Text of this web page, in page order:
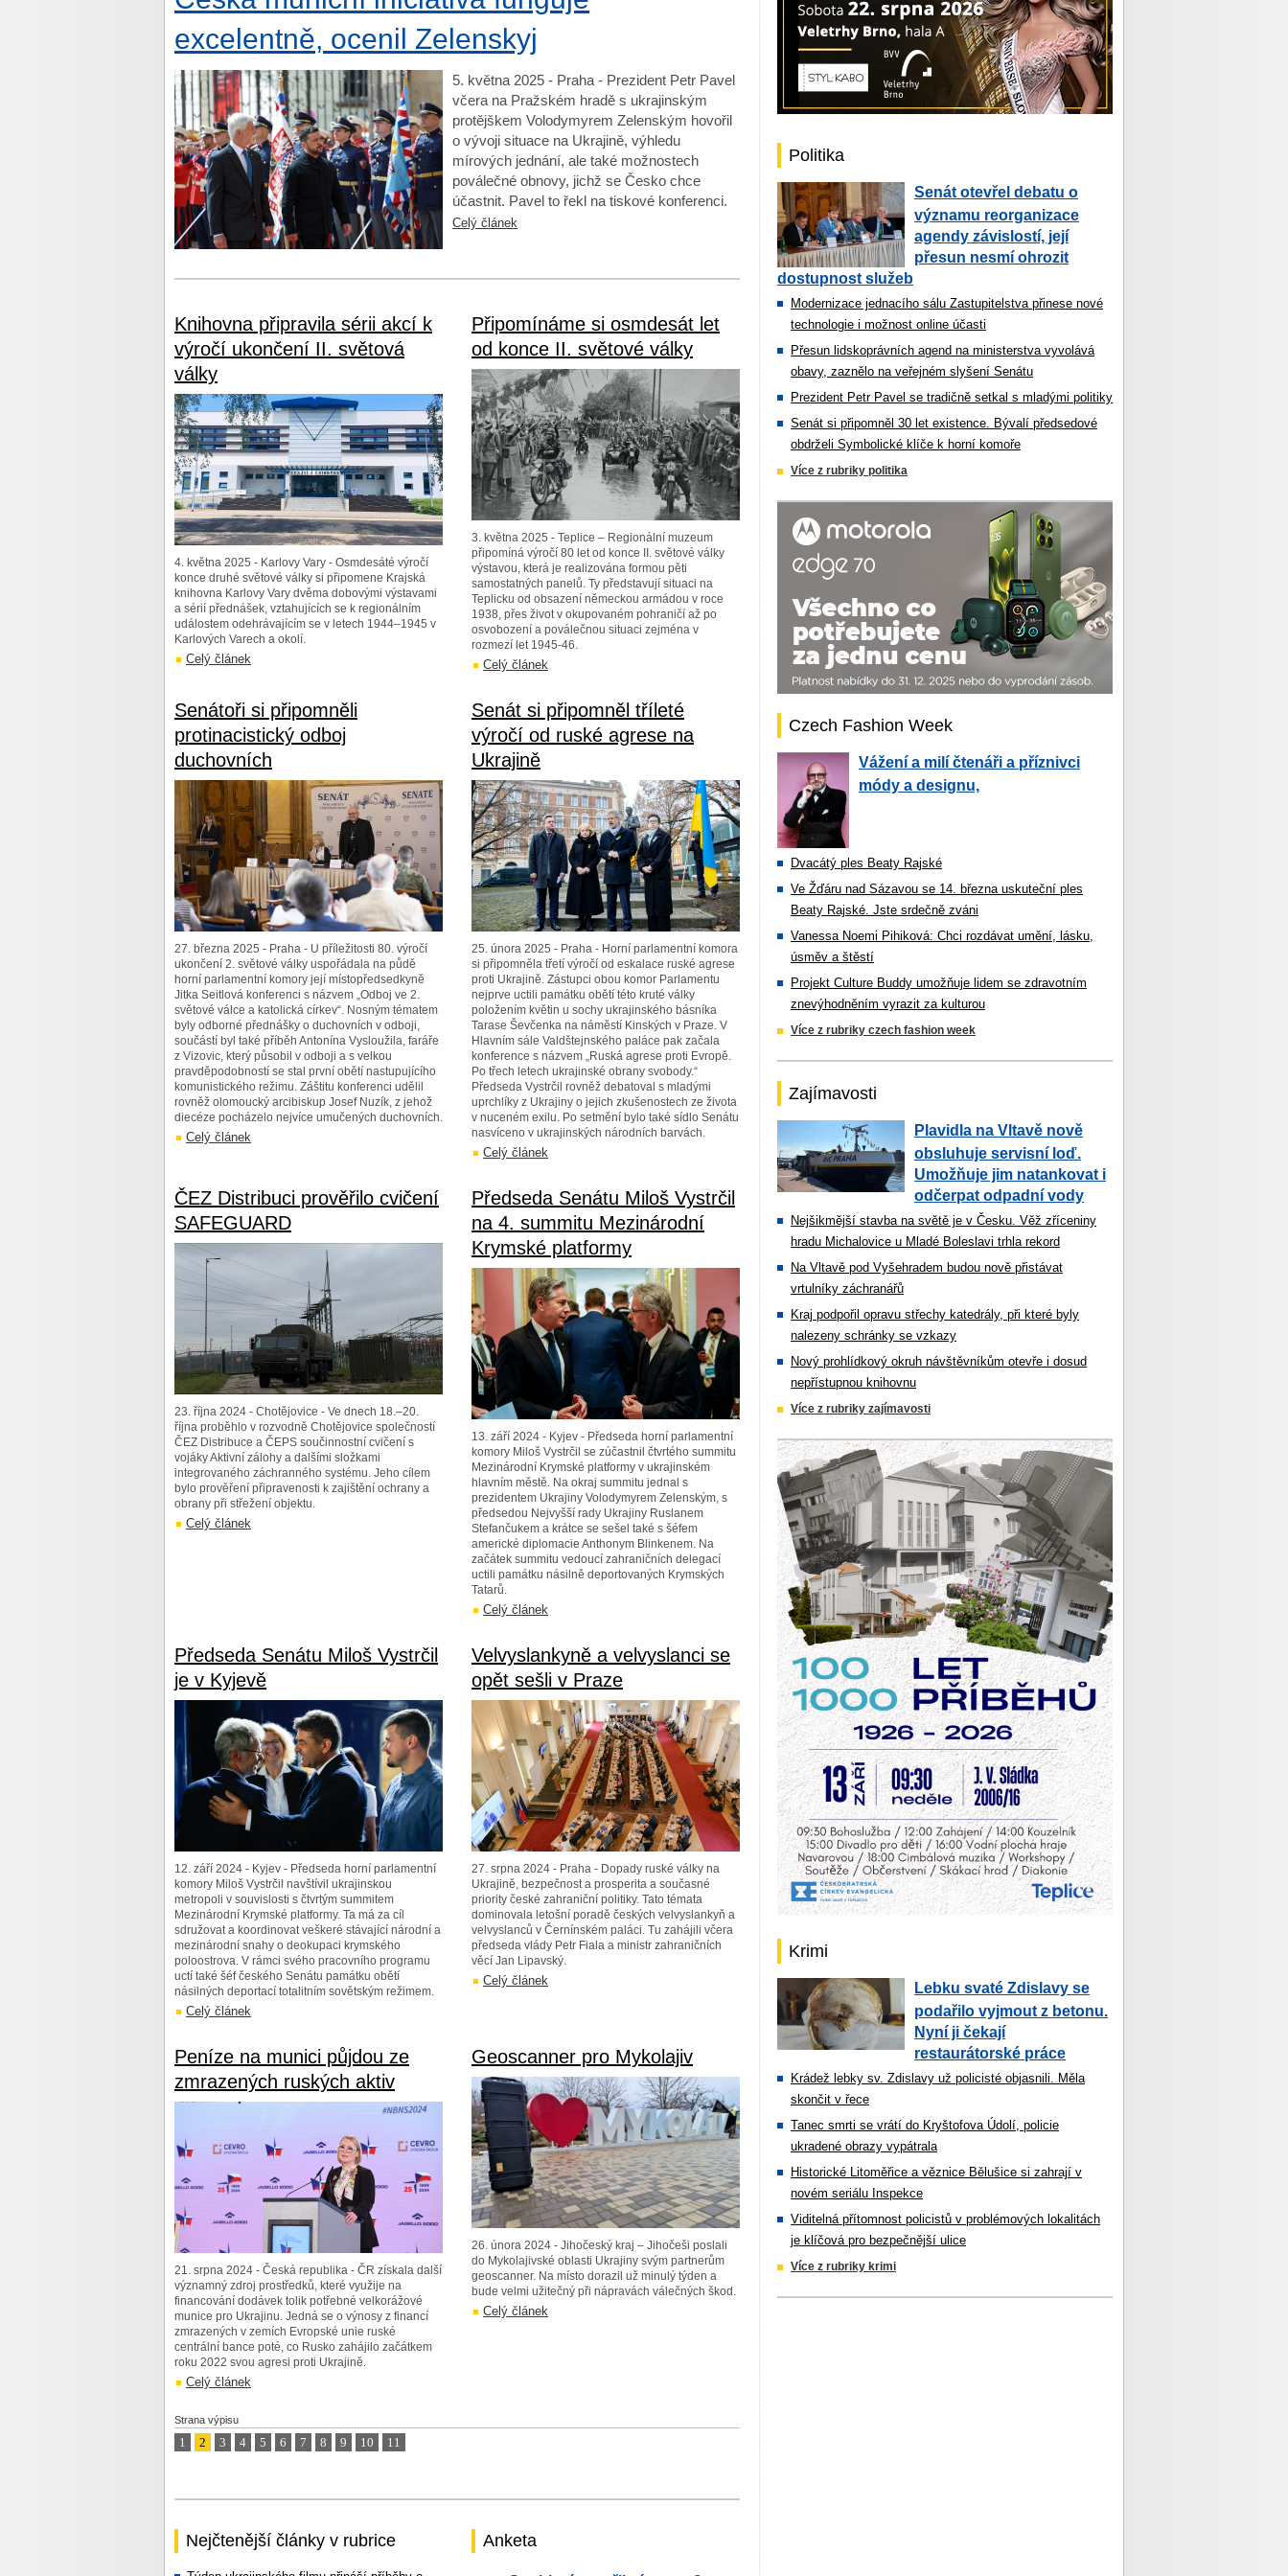
excelentně, ocenil Zelenskyj
5. května 2025 - Praha - Prezident Petr Pavel
včera na Pražském hradě s ukrajinským
protějškem Volodymyrem Zelenským hovořil
o vývoji situace na Ukrajině, výhledu
mírových jednání, ale také možnostech
poválečné obnovy, jichž se Česko chce
účastnit. Pavel to řekl na tiskové konferenci.
Celý článek
Knihovna připravila sérii akcí k
výročí ukončení II. světová
války
4. května 2025 - Karlovy Vary - Osmdesáté výročí
konce druhé světové války si připomene Krajská
knihovna Karlovy Vary dvěma dobovými výstavami
a sérií přednášek, vztahujících se k regionálním
událostem odehrávajícím se v letech 1944–1945 v
Karlových Varech a okolí.
Celý článek
Připomínáme si osmdesát let
od konce II. světové války
3. května 2025 - Teplice – Regionální muzeum
připomíná výročí 80 let od konce II. světové války
výstavou, která je realizována formou pěti
samostatných panelů. Ty představují situaci na
Teplicku od obsazení německou armádou v roce
1938, přes život v okupovaném pohraničí až po
osvobození a poválečnou situaci zejména v
rozmezí let 1945-46.
Celý článek
Senátoři si připomněli
protinacistický odboj
duchovních
27. března 2025 - Praha - U příležitosti 80. výročí
ukončení 2. světové války uspořádala na půdě
horní parlamentní komory její místopředsedkyně
Jitka Seitlová konferenci s názvem „Odboj ve 2.
světové válce a katolická církev“. Nosným tématem
byly odborné přednášky o duchovních v odboji,
součástí byl také příběh Antonína Vysloužila, faráře
z Vizovic, který působil v odboji a s velkou
pravděpodobností se stal první obětí nastupujícího
komunistického režimu. Záštitu konferenci udělil
rovněž olomoucký arcibiskup Josef Nuzík, z jehož
diecéze pocházelo nejvíce umučených duchovních.
Celý článek
Senát si připomněl tříleté
výročí od ruské agrese na
Ukrajině
25. února 2025 - Praha - Horní parlamentní komora
si připomněla třetí výročí od eskalace ruské agrese
proti Ukrajině. Zástupci obou komor Parlamentu
nejprve uctili památku obětí této kruté války
položením květin u sochy ukrajinského básníka
Tarase Ševčenka na náměstí Kinských v Praze. V
Hlavním sále Valdštejnského paláce pak začala
konference s názvem „Ruská agrese proti Evropě.
Po třech letech ukrajinské obrany svobody.“
Předseda Vystrčil rovněž debatoval s mladými
uprchlíky z Ukrajiny o jejich zkušenostech ze života
v nuceném exilu. Po setmění bylo také sídlo Senátu
nasvíceno v ukrajinských národních barvách.
Celý článek
ČEZ Distribuci prověřilo cvičení
SAFEGUARD
23. října 2024 - Chotějovice - Ve dnech 18.–20.
října proběhlo v rozvodně Chotějovice společností
ČEZ Distribuce a ČEPS součinnostní cvičení s
vojáky Aktivní zálohy a dalšími složkami
integrovaného záchranného systému. Jeho cílem
bylo prověření připravenosti k zajištění ochrany a
obrany při střežení objektu.
Celý článek
Předseda Senátu Miloš Vystrčil
na 4. summitu Mezinárodní
Krymské platformy
13. září 2024 - Kyjev - Předseda horní parlamentní
komory Miloš Vystrčil se zúčastnil čtvrtého summitu
Mezinárodní Krymské platformy v ukrajinském
hlavním městě. Na okraj summitu jednal s
prezidentem Ukrajiny Volodymyrem Zelenským, s
předsedou Nejvyšší rady Ukrajiny Ruslanem
Stefančukem a krátce se sešel také s šéfem
americké diplomacie Anthonym Blinkenem. Na
začátek summitu vedoucí zahraničních delegací
uctili památku násilně deportovaných Krymských
Tatarů.
Celý článek
Předseda Senátu Miloš Vystrčil
je v Kyjevě
12. září 2024 - Kyjev - Předseda horní parlamentní
komory Miloš Vystrčil navštívil ukrajinskou
metropoli v souvislosti s čtvrtým summitem
Mezinárodní Krymské platformy. Ta má za cíl
sdružovat a koordinovat veškeré stávající národní a
mezinárodní snahy o deokupaci krymského
poloostrova. V rámci svého pracovního programu
uctí také šéf českého Senátu památku obětí
násilných deportací totalitním sovětským režimem.
Celý článek
Velvyslankyně a velvyslanci se
opět sešli v Praze
27. srpna 2024 - Praha - Dopady ruské války na
Ukrajině, bezpečnost a prosperita a současné
priority české zahraniční politiky. Tato témata
dominovala letošní poradě českých velvyslankyň a
velvyslanců v Černínském paláci. Tu zahájili včera
předseda vlády Petr Fiala a ministr zahraničních
věcí Jan Lipavský.
Celý článek
Peníze na munici půjdou ze
zmrazených ruských aktiv
21. srpna 2024 - Česká republika - ČR získala další
významný zdroj prostředků, které využije na
financování dodávek tolik potřebné velkorážové
munice pro Ukrajinu. Jedná se o výnosy z financí
zmrazených v zemích Evropské unie ruské
centrální bance poté, co Rusko zahájilo začátkem
roku 2022 svou agresi proti Ukrajině.
Celý článek
Geoscanner pro Mykolajiv
26. února 2024 - Jihočeský kraj – Jihočeši poslali
do Mykolajivské oblasti Ukrajiny svým partnerům
geoscanner. Na místo dorazil už minulý týden a
bude velmi užitečný při nápravách válečných škod.
Celý článek
Strana výpisu
1 2 3 4 5 6 7 8 9 10 11
Nejčtenější články v rubrice Anketa
Politika
Senát otevřel debatu o
významu reorganizace
agendy závislostí, její
přesun nesmí ohrozit
dostupnost služeb
Modernizace jednacího sálu Zastupitelstva přinese nové
technologie i možnost online účasti
Přesun lidskoprávních agend na ministerstva vyvolává
obavy, zaznělo na veřejném slyšení Senátu
Prezident Petr Pavel se tradičně setkal s mladými politiky
Senát si připomněl 30 let existence. Bývalí předsedové
obdrželi Symbolické klíče k horní komoře
Více z rubriky politika
Czech Fashion Week
Vážení a milí čtenáři a příznivci
módy a designu,
Dvacátý ples Beaty Rajské
Ve Žďáru nad Sázavou se 14. března uskuteční ples
Beaty Rajské. Jste srdečně zváni
Vanessa Noemi Pihiková: Chci rozdávat umění, lásku,
úsměv a štěstí
Projekt Culture Buddy umožňuje lidem se zdravotním
znevýhodněním vyrazit za kulturou
Více z rubriky czech fashion week
Zajímavosti
Plavidla na Vltavě nově
obsluhuje servisní loď.
Umožňuje jim natankovat i
odčerpat odpadní vody
Nejšikmější stavba na světě je v Česku. Věž zříceniny
hradu Michalovice u Mladé Boleslavi trhla rekord
Na Vltavě pod Vyšehradem budou nově přistávat
vrtulníky záchranářů
Kraj podpořil opravu střechy katedrály, při které byly
nalezeny schránky se vzkazy
Nový prohlídkový okruh návštěvníkům otevře i dosud
nepřístupnou knihovnu
Více z rubriky zajímavosti
Krimi
Lebku svaté Zdislavy se
podařilo vyjmout z betonu.
Nyní ji čekají
restaurátorské práce
Krádež lebky sv. Zdislavy už policisté objasnili. Měla
skončit v řece
Tanec smrti se vrátí do Kryštofova Údolí, policie
ukradené obrazy vypátrala
Historické Litoměřice a věznice Bělušice si zahrají v
novém seriálu Inspekce
Viditelná přítomnost policistů v problémových lokalitách
je klíčová pro bezpečnější ulice
Více z rubriky krimi